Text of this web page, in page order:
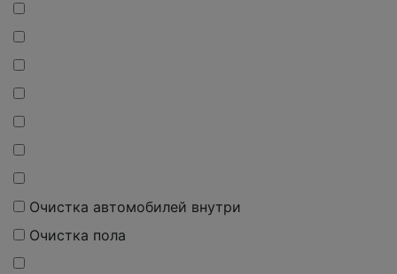
Очистка автомобилей внутри
Очистка пола